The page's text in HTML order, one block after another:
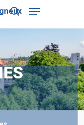
search
Menu
Close